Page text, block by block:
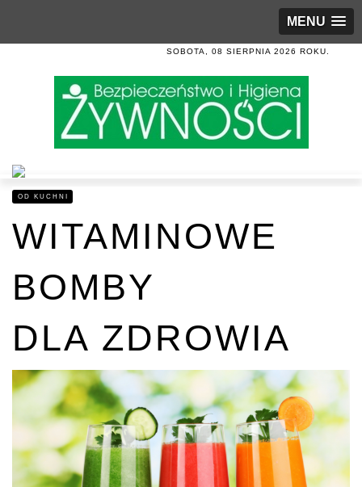
MENU
SOBOTA, 08 SIERPNIA 2026 ROKU.
OD KUCHNI
WITAMINOWE
BOMBY
DLA ZDROWIA